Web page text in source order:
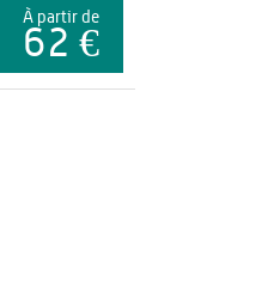
À partir de
62 €